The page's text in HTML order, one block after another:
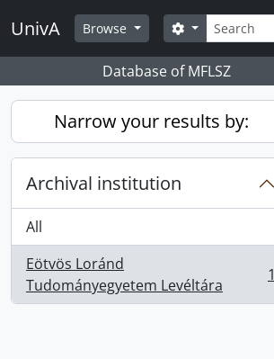
Skip to main content
UnivA Browse Search
Search options
Database of MFLSZ
Narrow your results by:
Archival institution
All
Eötvös Loránd
Tudományegyetem Levéltára
, 1 results 1